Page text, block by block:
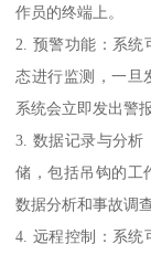
作员的终端上。
2. 预警功能：系统
态进行监测，一旦
系统会立即发出警
3. 数据记录与分析
储，包括吊钩的工
数据分析和事故调查
4. 远程控制：系统